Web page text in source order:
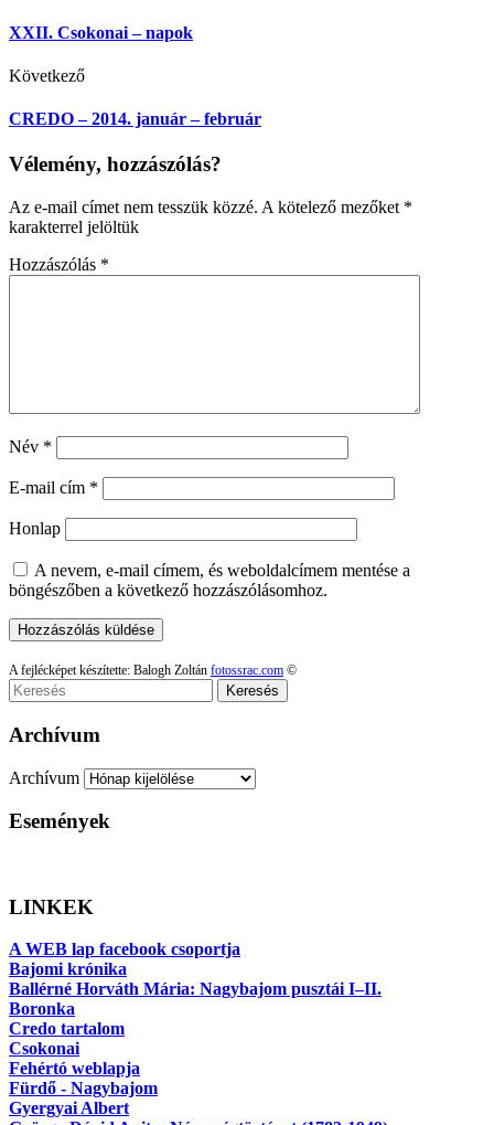
XXII. Csokonai – napok
Következő
CREDO – 2014. január – február
Vélemény, hozzászólás?
Az e-mail címet nem tesszük közzé. A kötelező mezőket *
karakterrel jelöltük
Hozzászólás *
Név *
E-mail cím *
Honlap
A nevem, e-mail címem, és weboldalcímem mentése a
böngészőben a következő hozzászólásomhoz.
A fejlécképet készítette: Balogh Zoltán fotossrac.com ©
Keresés
Archívum
Archívum
Események
LINKEK
A WEB lap facebook csoportja
Bajomi krónika
Ballérné Horváth Mária: Nagybajom pusztái I–II.
Boronka
Credo tartalom
Csokonai
Fehértó weblapja
Fürdő - Nagybajom
Gyergyai Albert